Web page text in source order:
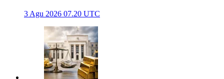
3 Agu 2026 07.20 UTC